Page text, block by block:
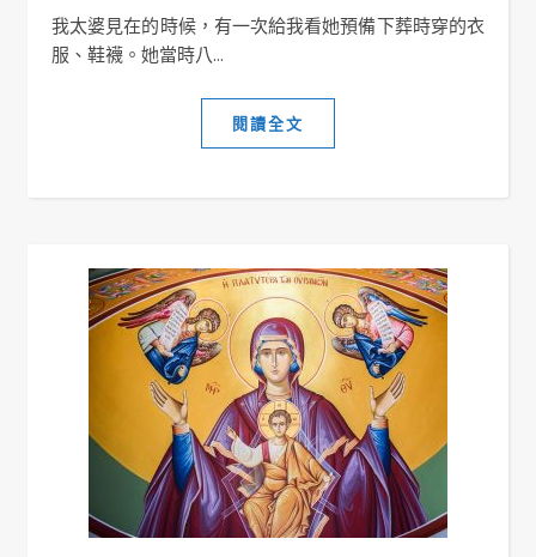
我太婆見在的時候，有一次給我看她預備下葬時穿的衣
服、鞋襪。她當時八...
閱讀全文